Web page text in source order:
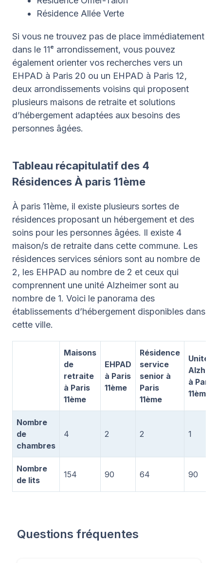
Résidence Allée Verte
Si vous ne trouvez pas de place immédiatement
dans le 11ᵉ arrondissement, vous pouvez
également orienter vos recherches vers un
EHPAD à Paris 20 ou un EHPAD à Paris 12,
deux arrondissements voisins qui proposent
plusieurs maisons de retraite et solutions
d’hébergement adaptées aux besoins des
personnes âgées.
Tableau récapitulatif des 4
Résidences À paris 11ème
À paris 11ème, il existe plusieurs sortes de
résidences proposant un hébergement et des
soins pour les personnes âgées. Il existe 4
maison/s de retraite dans cette commune. Les
résidences services séniors sont au nombre de
2, les EHPAD au nombre de 2 et ceux qui
comprennent une unité Alzheimer sont au
nombre de 1. Voici le panorama des
établissements d’hébergement disponibles dans
cette ville.
Maisons
de
retraite
à Paris
11ème
EHPAD
à Paris
11ème
Résidence
service
senior à
Paris
11ème
Unité
à Paris
11ème
Nombre
de
chambres
4 2 2 1
Nombre
de lits
154 90 64 90
Questions fréquentes